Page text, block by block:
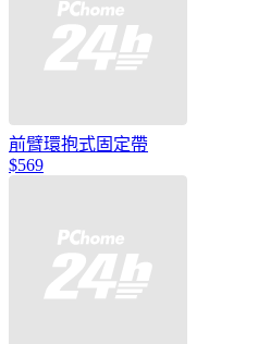
前臂環抱式固定帶
$569